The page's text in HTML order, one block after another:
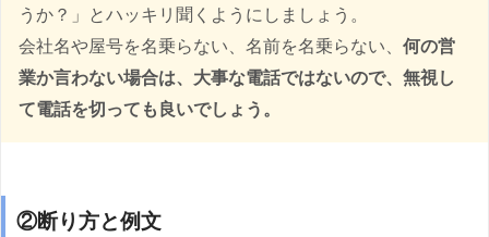
うか？」とハッキリ聞くようにしましょう。
会社名や屋号を名乗らない、名前を名乗らない、 何の営
業か言わない場合は、大事な電話ではないので、無視し
て電話を切っても良いでしょう。
②断り方と例文